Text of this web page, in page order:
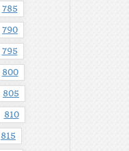
785
790
795
800
805
810
815